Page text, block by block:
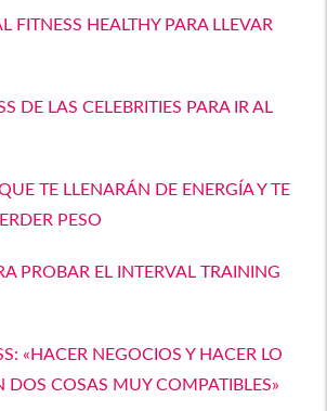
FITNESS HEALTHY PARA LLEVAR
DE LAS CELEBRITIES PARA IR AL
TE LLENARÁN DE ENERGÍA Y TE
PESO
PROBAR EL INTERVAL TRAINING
«HACER NEGOCIOS Y HACER LO
DOS COSAS MUY COMPATIBLES»